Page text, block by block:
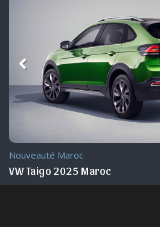
Nouveauté Maroc
VW Taigo 2025 Maroc